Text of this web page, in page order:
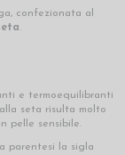
confezionata al
.
e termoequilibranti
seta risulta molto
pelle sensibile.
parentesi la sigla